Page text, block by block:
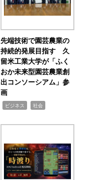
先端技術で園芸農業の
持続的発展目指す 久
留米工業大学が「ふく
おか未来型園芸農業創
出コンソーシアム」参
画
ビジネス 社会